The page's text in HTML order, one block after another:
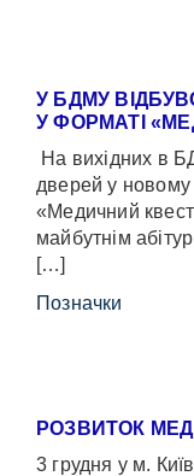
У БДМУ
У ФОРМАТІ
На вихідних в
дверей у
«Медичний
майбутнім
[…]
Позначки
РОЗВИТОК
3 грудня у м.